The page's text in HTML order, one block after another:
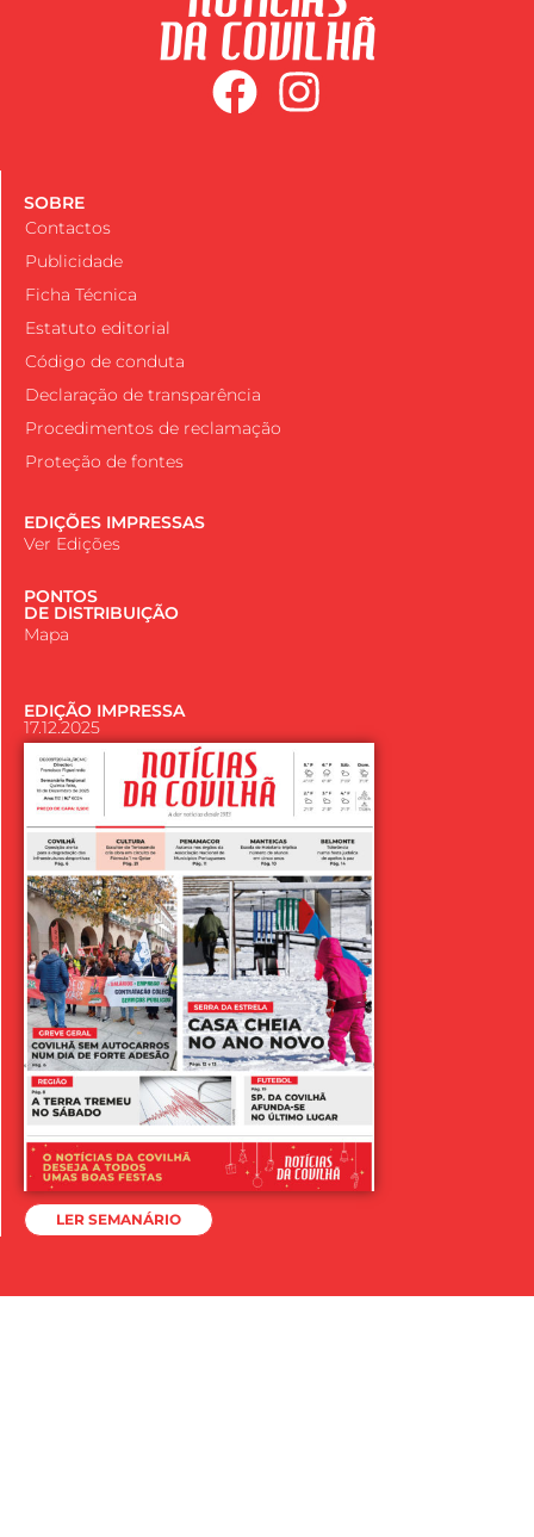
SOBRE
Contactos
Publicidade
Ficha Técnica
Estatuto editorial
Código de conduta
Declaração de transparência
Procedimentos de reclamação
Proteção de fontes
EDIÇÕES IMPRESSAS
Ver Edições
PONTOS
DE DISTRIBUIÇÃO
Mapa
EDIÇÃO IMPRESSA
17.12.2025
LER SEMANÁRIO